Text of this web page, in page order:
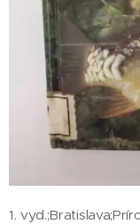
1.